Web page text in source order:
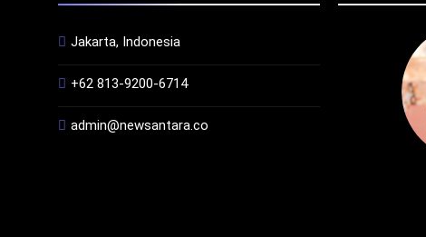
Jakarta, Indonesia
+62 813-9200-6714
admin@newsantara.co